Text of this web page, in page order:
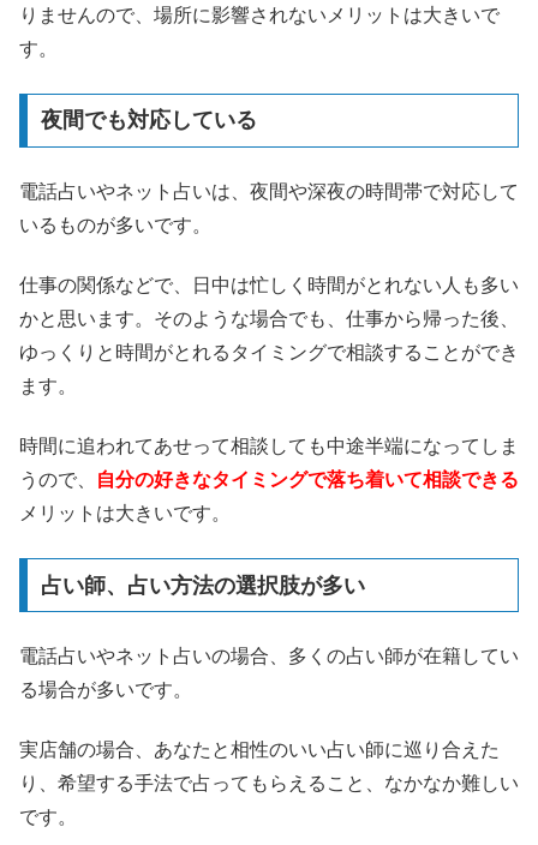
りませんので、場所に影響されないメリットは大きいで
す。
夜間でも対応している
電話占いやネット占いは、夜間や深夜の時間帯で対応して
いるものが多いです。
仕事の関係などで、日中は忙しく時間がとれない人も多い
かと思います。そのような場合でも、仕事から帰った後、
ゆっくりと時間がとれるタイミングで相談することができ
ます。
時間に追われてあせって相談しても中途半端になってしま
うので、
自分の好きなタイミングで落ち着いて相談できる
メリットは大きいです。
占い師、占い方法の選択肢が多い
電話占いやネット占いの場合、多くの占い師が在籍してい
る場合が多いです。
実店舗の場合、あなたと相性のいい占い師に巡り合えた
り、希望する手法で占ってもらえること、なかなか難しい
です。